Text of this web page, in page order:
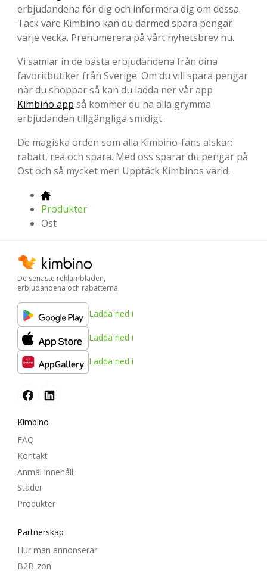
erbjudandena för dig och informera dig om dessa.
Tack vare Kimbino kan du därmed spara pengar
varje vecka. Prenumerera på vårt nyhetsbrev nu.
Vi samlar in de bästa erbjudandena från dina
favoritbutiker från Sverige. Om du vill spara pengar
när du shoppar så kan du ladda ner vår app
Kimbino app så kommer du ha alla grymma
erbjudanden tillgängliga smidigt.
De magiska orden som alla Kimbino-fans älskar:
rabatt, rea och spara. Med oss sparar du pengar på
Ost och så mycket mer! Upptäck Kimbinos värld.
Produkter
Ost
De senaste reklambladen,
erbjudandena och rabatterna
Ladda ned i
Ladda ned i
Ladda ned i
Kimbino
FAQ
Kontakt
Anmäl innehåll
Städer
Produkter
Partnerskap
Hur man annonserar
B2B-zon